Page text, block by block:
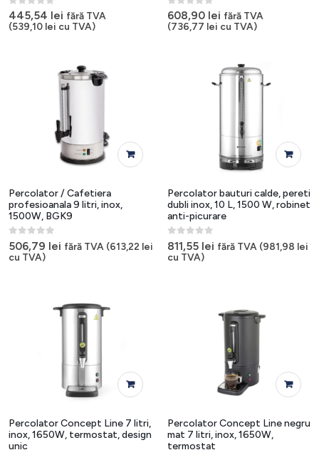
0out of 5
445,54 lei fără TVA
(539,10 lei cu TVA)
0out of 5
608,90 lei fără TVA
(736,77 lei cu TVA)
Percolator / Cafetiera
profesioanala 9 litri, inox,
1500W, BGK9
0out of 5
506,79 lei fără TVA (613,22 lei
cu TVA)
Percolator bauturi calde, pereti
dubli inox, 10 L, 1500 W, robinet
anti-picurare
0out of 5
811,55 lei fără TVA (981,98 lei
cu TVA)
Percolator Concept Line 7 litri,
inox, 1650W, termostat, design
unic
Percolator Concept Line negru
mat 7 litri, inox, 1650W,
termostat